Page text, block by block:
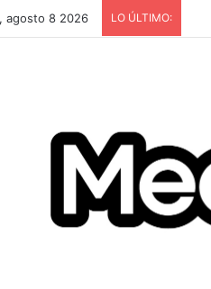
agosto 8 2026 LO ÚLTIMO: